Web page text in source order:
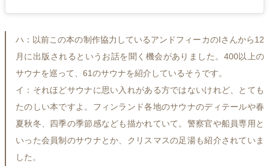
ハ：以前この本の制作協力しているアンドフィーカのIさんから12
月に出版されるというお話を聞く機会がありました。400以上の
サウナを巡って、61のサウナを紹介しているそうです。
イ：それほどサウナに思い入れがある方ではないけれど、とても
たのしい本ですよ。フィンランド各地のサウナのディテールや春
夏秋冬、四季の季節感なども描かれていて。警察官や船員専用と
いった会員制のサウナとか、クリスマスの足湯も紹介されていま
した。